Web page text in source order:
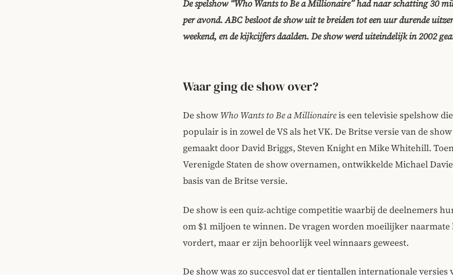
De spelshow “Who Wants to Be a Millionaire” had naar schatting 30
per avond. ABC besloot de show uit te breiden tot een uur durende
weekend, en de kijkcijfers daalden. De show werd uiteindelijk in 2002
Waar ging de show over?
De show Who Wants to Be a Millionaireis een televisie spelshow
populair is in zowel de VS als het VK. De Britse versie van de
gemaakt door David Briggs, Steven Knight en Mike Whitehill.
Verenigde Staten de show overnamen, ontwikkelde Michael
basis van de Britse versie.
De show is een quiz‑achtige competitie waarbij de deelnemers
om $1 miljoen te winnen. De vragen worden moeilijker naarmate
vordert, maar er zijn behoorlijk veel winnaars geweest.
De show was zo succesvol dat er tientallen internationale versies